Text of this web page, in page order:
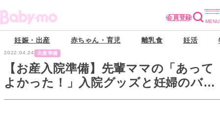
会員登録
妊娠・出産 赤ちゃん・育児 離乳食 妊活
2022.04.24 出産準備
【お産入院準備】先輩ママの「あって
よかった！」入院グッズと妊婦のバッ
グの中身を大公開